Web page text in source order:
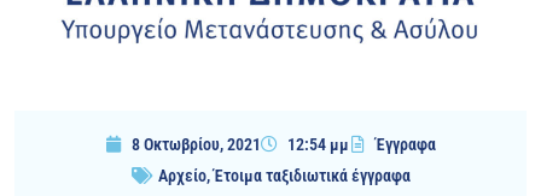
8 Οκτωβρίου, 2021 12:54 μμ
Έγγραφα
Αρχείο,Έτοιμα ταξιδιωτικά έγγραφα